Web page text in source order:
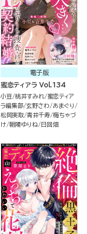
電子版
蜜恋ティアラ Vol.134
小豆 桃井すみれ
蜜恋ティア
ラ編集部 玄野さわ
あまぐり
松岡実取 青井千寿 梅ちゃづ
け 朝陽ゆりね 日回畑